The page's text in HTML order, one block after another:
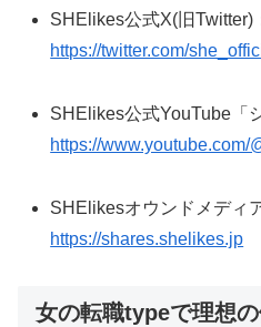
SHElikes公式X(旧Twitter)
https://twitter.com/
SHElikes公式YouTube「
https://www.youtube.com/
SHElikesオウンドメディ
https://shares.shelikes.jp
女の転職typeで理想の